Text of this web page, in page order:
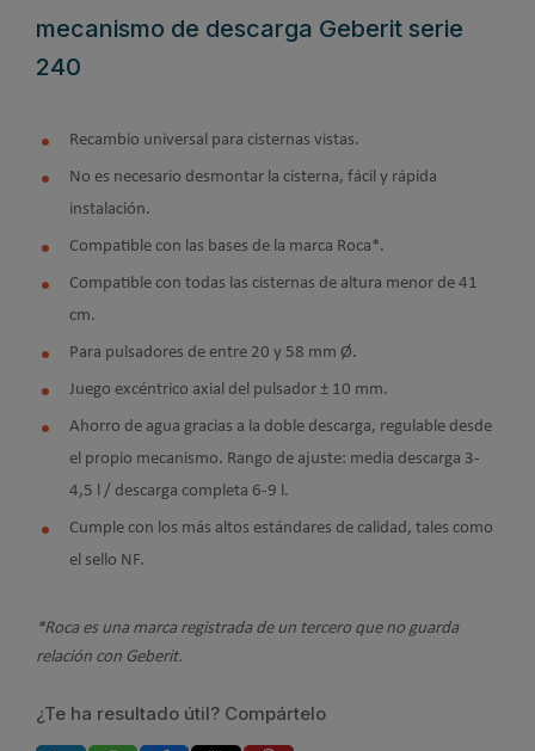
mecanismo de descarga Geberit serie
240
Recambio universal para cisternas vistas.
No es necesario desmontar la cisterna, fácil y rápida
instalación.
Compatible con las bases de la marca Roca*.
Compatible con todas las cisternas de altura menor de 41
cm.
Para pulsadores de entre 20 y 58 mm Ø.
Juego excéntrico axial del pulsador ± 10 mm.
Ahorro de agua gracias a la doble descarga, regulable desde
el propio mecanismo. Rango de ajuste: media descarga 3-
4,5 l / descarga completa 6-9 l.
Cumple con los más altos estándares de calidad, tales como
el sello NF.
*Roca es una marca registrada de un tercero que no guarda
relación con Geberit.
¿Te ha resultado útil? Compártelo